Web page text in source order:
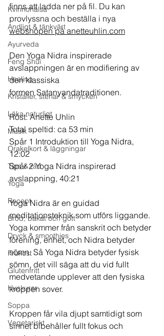
Kvinnohälsa
Andligt & tänkvärt
Ayurveda
Feng Shui
Healing
Kristaller, stenar & smycken
Läka naturligt
Musik
Orakelkort & läggningar
Tips & råd
Yoga
Recept
Bröd, bakat och gott
Dryck & smoothies
Frukost
Glutenfritt
Huskurer
Soppa
Vegetariskt
finns att ladda ner på fil. Du kan
provlyssna och beställa i nya
webshopen på anetteuhlin.com
Den Yoga Nidra inspirerade
avslappningen är en modifiering av
den klassiska
formen Satanyandatraditionen.
Röst: Anette Uhlin
Total speltid: ca 53 min
Spår 1 Introduktion till Yoga Nidra,
12:02
Spår 2 Yoga Nidra inspirerad
avslappning, 40:21
Yoga Nidra är en guidad
meditationsteknik som utförs liggande.
Yoga kommer från sanskrit och betyder
förening, enhet, och Nidra betyder
sömn. Så Yoga Nidra betyder fysisk
sömn, det vill säga att du vid fullt
medvetande upplever att den fysiska
kroppen sover.
Kroppen får vila djupt samtidigt som
sinnet bibehåller fullt fokus och